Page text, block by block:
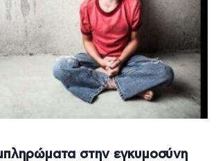
στην εγκυμοσύνη